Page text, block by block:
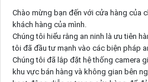
Chào mừng bạn đến với cửa hàng của
khách hàng của mình.
Chúng tôi hiểu rằng an ninh là ưu tiên
tôi đã đầu tư mạnh vào các biện pháp
Chúng tôi đã lắp đặt hệ thống camera
khu vực bán hàng và không gian bên